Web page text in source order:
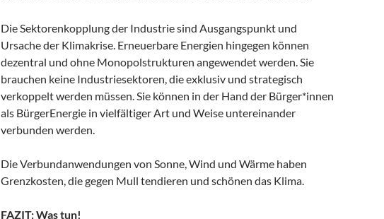
Die Sektorenkopplung der Industrie sind Ausgangspunkt und
Ursache der Klimakrise. Erneuerbare Energien hingegen können
dezentral und ohne Monopolstrukturen angewendet werden. Sie
brauchen keine Industriesektoren, die exklusiv und strategisch
verkoppelt werden müssen. Sie können in der Hand der Bürger*innen
als BürgerEnergie in vielfältiger Art und Weise untereinander
verbunden werden.
Die Verbundanwendungen von Sonne, Wind und Wärme haben
Grenzkosten, die gegen Mull tendieren und schönen das Klima.
FAZIT: Was tun!